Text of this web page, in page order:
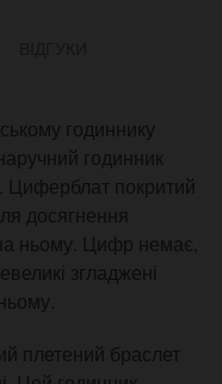
годиннику
годинник
Циферблат покритий
досягнення
ньому. Цифр немає,
згладжені
плетений браслет